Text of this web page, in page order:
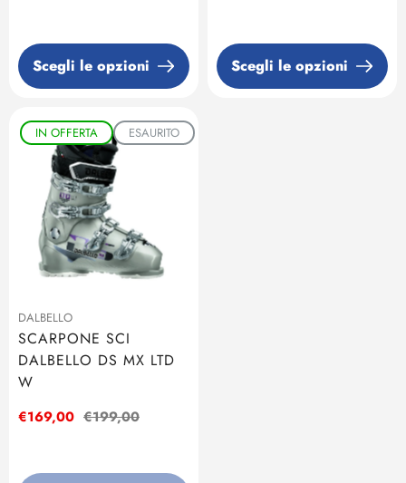
Scegli le opzioni Scegli le opzioni
IN OFFERTA ESAURITO
DALBELLO
SCARPONE SCI
DALBELLO DS MX LTD
W
Prezzo
€169,00 Prezzo
€199,00